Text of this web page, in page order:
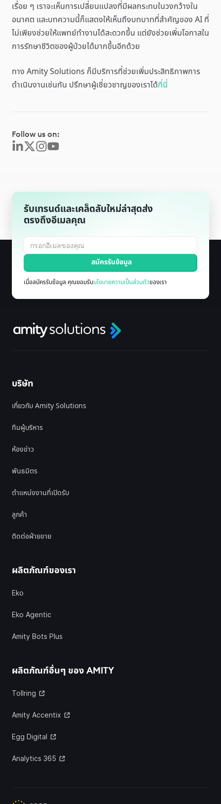
เรื่อย ๆ เราจะเห็นการเปลี่ยนแปลงที่มีผลกระทบในวงกว้างใน
อนาคต และบทความนี้ก็แสดงให้เห็นถึงบทบาทที่สำคัญของ AI ที่
ไม่เพียงช่วยให้แพทย์ทำงานได้สะดวกขึ้น แต่ยังช่วยเพิ่มโอกาสใน
การรักษาชีวิตของผู้ป่วยได้มากขึ้นอีกด้วย
ทาง Amity Solutions ก็มีบริการที่ช่วยเพิ่มประสิทธิภาพการ
ดำเนินงานเช่นกัน ปรึกษาผู้เชี่ยวชาญของเราได้ที่นี่
Follow us on:
รับเทรนด์และเคล็ดลับใหม่ล่าสุดส่ง
ตรงถึงอีเมลคุณ
เมื่อสมัครรับข้อมูล คุณยอมรับนโยบายความเป็นส่วนตัวของเรา
บริษัท
เกี่ยวกับ Amity Solutions
ทีมผู้บริหาร
ห้องข่าว
พันธมิตร
ตำแหน่งงานที่เปิดรับ
ลูกค้า
ติดต่อฝ่ายขาย
ผลิตภัณฑ์ของเรา
Eko
Eko Agentic
Amity Bots Plus
ผลิตภัณฑ์อื่นๆ ของ AMITY
Tollring
Amity Accentix
Egg Digital
Analytics 365